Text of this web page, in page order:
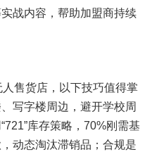
战内容，帮助加盟商持续
售货店，以下技巧值得掌
写字楼周边，避开学校周
库存策略，70%刚需基
动态淘汰滞销品；合规是